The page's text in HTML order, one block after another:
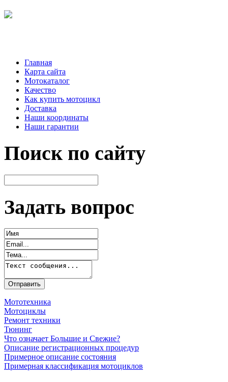
Главная
Карта сайта
Мотокаталог
Качество
Как купить мотоцикл
Доставка
Наши координаты
Наши гарантии
Поиск по сайту
Задать вопрос
Мототехника
Мотоциклы
Ремонт техники
Тюнинг
Что означает Большие и Свежие?
Описание регистрационных процедур
Примерное описание состояния
Примерная классификация мотоциклов